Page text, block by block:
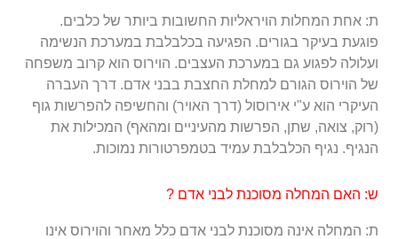
ת: אחת המחלות הויראליות החשובות ביותר של כלבים.
פוגעת בעיקר בגורים. הפגיעה בכלבלבת במערכת הנשימה
ועלולה לפגוע גם במערכת העצבים. הוירוס הוא קרוב משפחה
של הוירוס הגורם למחלת החצבת בבני אדם. דרך העברה
העיקרי הוא ע"י אירוסול (דרך האויר) והחשיפה להפרשות גוף
(רוק, צואה, שתן, הפרשות מהעיניים ומהאף) המכילות את
הנגיף. נגיף הכלבלבת עמיד בטמפרטורות נמוכות.
ש: האם המחלה מסוכנת לבני אדם ?
ת: המחלה אינה מסוכנת לבני אדם כלל מאחר והוירוס אינו